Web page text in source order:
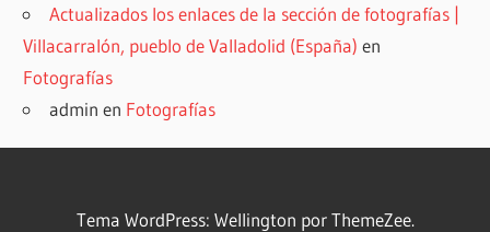
Actualizados los enlaces de la sección de fotografías |
Villacarralón, pueblo de Valladolid (España) en
Fotografías
admin en Fotografías
Tema WordPress: Wellington por ThemeZee.